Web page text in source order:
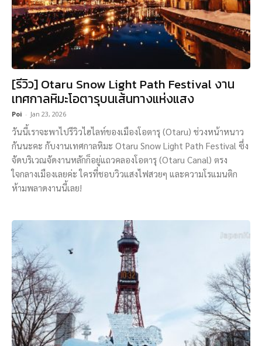
[รีวิว] Otaru Snow Light Path Festival งาน
เทศกาลหิมะโอตารุบนเส้นทางแห่งแสง
Poi - Jan 23, 2026
วันนี้เราจะพาไปรีวิวไฮไลท์ของเมืองโอตารุ (Otaru) ช่วงหน้าหนาว
กันนะคะ กับงานเทศกาลหิมะ Otaru Snow Light Path Festival ซึ่ง
จัดบริเวณจัดงานหลักก็อยู่แถวคลองโอตารุ (Otaru Canal) ตรง
ใจกลางเมืองเลยค่ะ ใครที่ชอบวิวแสงไฟสวยๆ และความโรแมนติก
ห้ามพลาดงานนี้เลย!